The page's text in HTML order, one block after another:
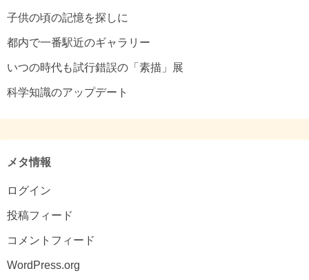
子供の頃の記憶を探しに
都内で一番駅近のギャラリー
いつの時代も試行錯誤の「素描」展
科学知識のアップデート
メタ情報
ログイン
投稿フィード
コメントフィード
WordPress.org